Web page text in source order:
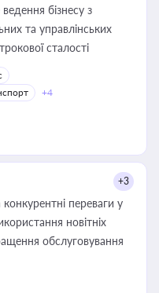
бізнесу з
та управлінських
сталості
+4
+3
переваги у
новітніх
покращення обслуговування